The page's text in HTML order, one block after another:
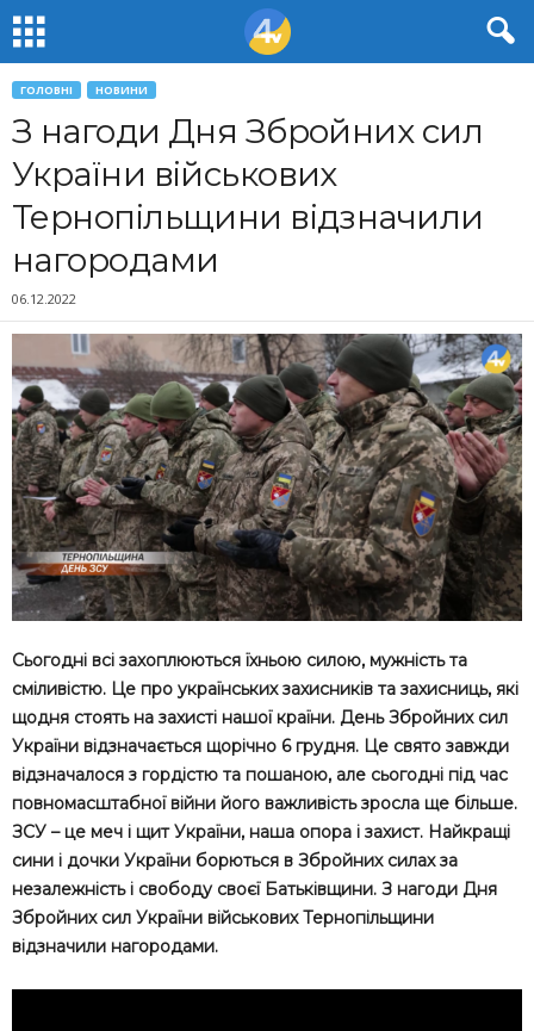
ГОЛОВНІ НОВИНИ
З нагоди Дня Збройних сил
України військових
Тернопільщини відзначили
нагородами
06.12.2022
Сьогодні всі захоплюються їхньою силою, мужність та
сміливістю. Це про українських захисників та захисниць, які
щодня стоять на захисті нашої країни. День Збройних сил
України відзначається щорічно 6 грудня. Це свято завжди
відзначалося з гордістю та пошаною, але сьогодні під час
повномасштабної війни його важливість зросла ще більше.
ЗСУ – це меч і щит України, наша опора і захист. Найкращі
сини і дочки України борються в Збройних силах за
незалежність і свободу своєї Батьківщини. З нагоди Дня
Збройних сил України військових Тернопільщини
відзначили нагородами.